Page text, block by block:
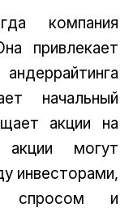
компания
привлекает
начальный
акции на
могут
инвесторами,
спросом и